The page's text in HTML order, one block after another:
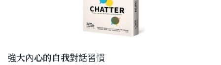
強大內心的自我對話習慣